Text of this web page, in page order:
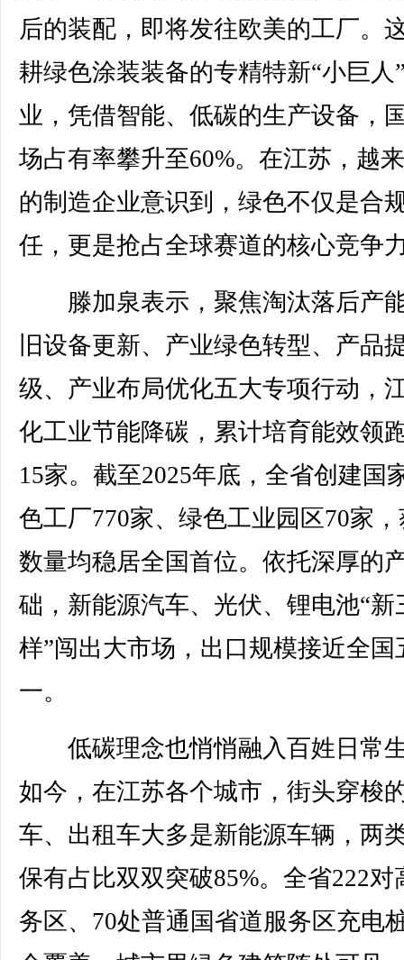
后的装配，即将发往欧美的工厂。
耕绿色涂装装备的专精特新“小巨人
业，凭借智能、低碳的生产设备，
场占有率攀升至60%。在江苏，越
的制造企业意识到，绿色不仅是合
任，更是抢占全球赛道的核心竞争
滕加泉表示，聚焦淘汰落后产
旧设备更新、产业绿色转型、产品
级、产业布局优化五大专项行动，
化工业节能降碳，累计培育能效领
15家。截至2025年底，全省创建国
色工厂770家、绿色工业园区70家
数量均稳居全国首位。依托深厚的
础，新能源汽车、光伏、锂电池“新
样”闯出大市场，出口规模接近全国
一。
低碳理念也悄悄融入百姓日常
如今，在江苏各个城市，街头穿梭
车、出租车大多是新能源车辆，两
保有占比双双突破85%。全省222对
务区、70处普通国省道服务区充电